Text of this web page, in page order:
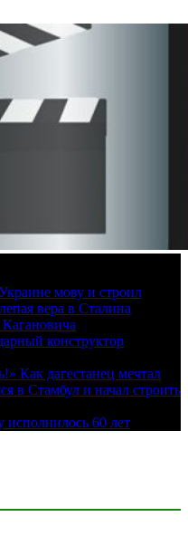
мову и строил
вера в Сталина
Кагановича
конструктор
Как дагестанец мечтал
в Стамбул и начал строить
60 лет